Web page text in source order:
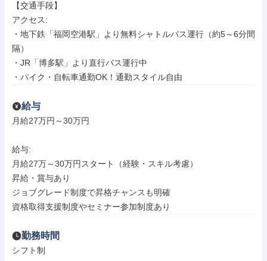
【交通手段】
アクセス:
・地下鉄「福岡空港駅」より無料シャトルバス運行（約5～6分間
隔）
・JR「博多駅」より直行バス運行中
・バイク・自転車通勤OK！通勤スタイル自由
給与
月給27万円～30万円
給与:
月給27万～30万円スタート（経験・スキル考慮）
昇給・賞与あり
ジョブグレード制度で昇格チャンスも明確
資格取得支援制度やセミナー参加制度あり
勤務時間
シフト制